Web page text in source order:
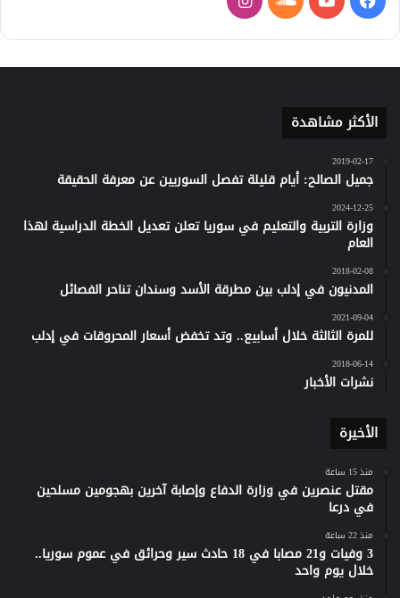
كلاود
الأكثر مشاهدة
2019-02-17
جميل الصالح: أيام قليلة تفصل السوريين عن معرفة الحقيقة
2024-12-25
وزارة التربية والتعليم في سوريا تعلن تعديل الخطة الدراسية لهذا
العام
2018-02-08
المدنيون في إدلب بين مطرقة الأسد وسندان تناحر الفصائل
2021-09-04
للمرة الثالثة خلال أسابيع.. وتد تخفض أسعار المحروقات في إدلب
2018-06-14
نشرات الأخبار
الأخيرة
منذ 15 ساعة
مقتل عنصرين في وزارة الدفاع وإصابة آخرين بهجومين مسلحين
في درعا
منذ 22 ساعة
3 وفيات و21 مصابا في 18 حادث سير وحرائق في عموم سوريا..
خلال يوم واحد